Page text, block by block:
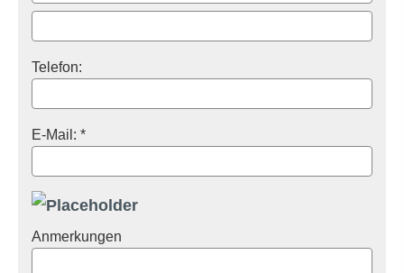
Telefon:
E-Mail: *
Anmerkungen